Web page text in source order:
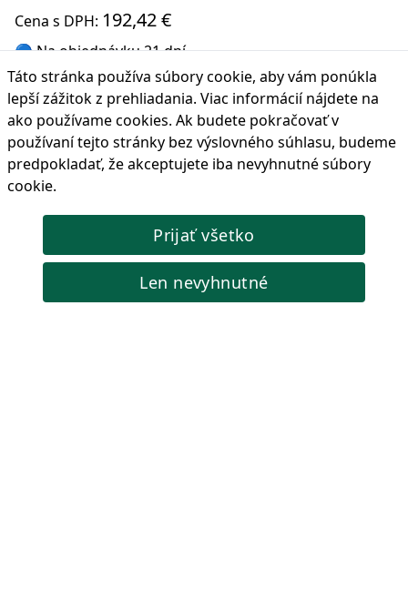
Cena s DPH: 192,42 €
🔵 Na objednávku 21 dní
Objednať
Uzáver rozvodu Jaguar 2.0 GTDi, Land Rover 2.0 Si4
Sada náradia na zámok rozvodov pre motory Jaguar 2.0 GTDi
a Land Rover 2.0 Si4. Zahŕňa zámok vačkového hriadeľa,
zámok remenice hriadeľa, zámok zotrvačníka, zámok snímača
hriadeľa a zámok hriadeľa. Kompatibilné s konkrétnymi
modelmi Jaguar a Land Rover.
Táto stránka používa súbory cookie, aby vám ponúkla
lepší zážitok z prehliadania. Viac informácií nájdete na
ako používame cookies. Ak budete pokračovať v
používaní tejto stránky bez výslovného súhlasu, budeme
predpokladať, že akceptujete iba nevyhnutné súbory
cookie.
Prijať všetko
Len nevyhnutné